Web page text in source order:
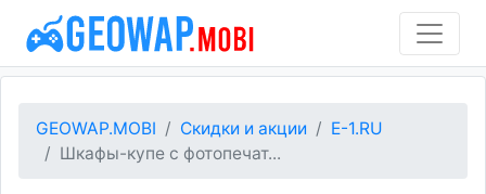
GEOWAP.MOBI Скидки и акции
E-1.RU
Шкафы-купе с фотопечат...